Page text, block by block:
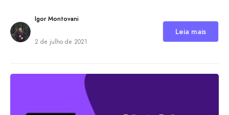
Igor Montovani
2 de julho de 2021
Leia mais